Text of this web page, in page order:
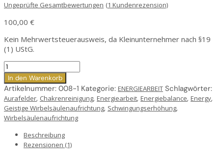
Ungeprüfte Gesamtbewertungen (1 Kundenrezension)
100,00 €
Kein Mehrwertsteuerausweis, da Kleinunternehmer nach §19
(1) UStG.
ALL
ABOUT
SPINE
Menge
In den Warenkorb
Artikelnummer: 008-1 Kategorie: ENERGIEARBEIT Schlagwörter:
Aurafelder, Chakrenreinigung, Energiearbeit, Energiebalance, Energy,
Geistige Wirbelsäulenaufrichtung, Schwingungserhöhung,
Wirbelsäulenaufrichtung
Beschreibung
Rezensionen (1)